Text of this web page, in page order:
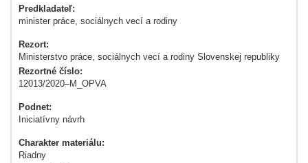
Predkladateľ:
minister práce, sociálnych vecí a rodiny
Rezort:
Ministerstvo práce, sociálnych vecí a rodiny Slovenskej republiky
Rezortné číslo:
12013/2020–M_OPVA
Podnet:
Iniciatívny návrh
Charakter materiálu:
Riadny